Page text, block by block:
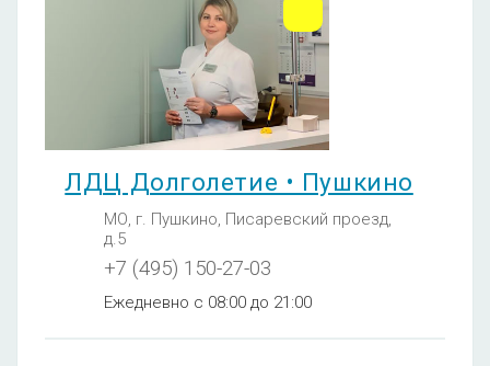
ЛДЦ Долголетие • Пушкино
МО, г. Пушкино, Писаревский проезд,
д.5
+7 (495) 150-27-03
Ежедневно с 08:00 до 21:00